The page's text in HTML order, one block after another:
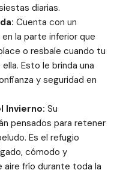
diarias.
Cuenta con un
la parte inferior que
o resbale cuando tu
Esto le brinda una
y seguridad en
Invierno: Su
pensados para retener
Es el refugio
cómodo y
frío durante toda la